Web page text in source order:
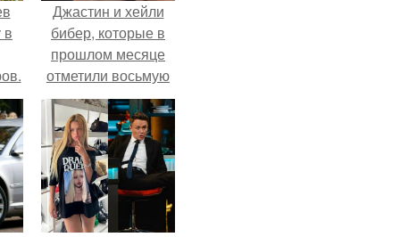
в
Джастин и хейли
бибер, которые в
прошлом месяце
отметили восьмую
годовщину
помолвки, показали
новые фото с
совместного
отдыха.